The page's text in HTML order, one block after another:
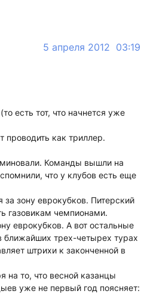
5 апреля 2012 03:19
есть тот, что начнется уже
проводить как триллер.
миновали. Команды вышли на
что у клубов есть еще
зону еврокубков. Питерский
газовикам чемпионами.
еврокубков. А вот остальные
трех-четырех турах
штрихи к законченной в
то, что весной казанцы
уже не первый год поясняет: